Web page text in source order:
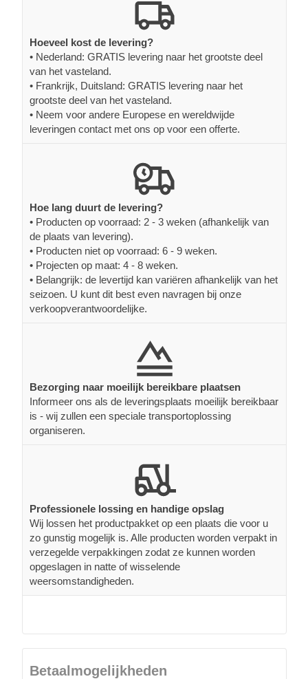
Hoeveel kost de levering?
• Nederland: GRATIS levering naar het grootste deel
van het vasteland.
• Frankrijk, Duitsland: GRATIS levering naar het
grootste deel van het vasteland.
• Neem voor andere Europese en wereldwijde
leveringen contact met ons op voor een offerte.
Hoe lang duurt de levering?
• Producten op voorraad: 2 - 3 weken (afhankelijk van
de plaats van levering).
• Producten niet op voorraad: 6 - 9 weken.
• Projecten op maat: 4 - 8 weken.
• Belangrijk: de levertijd kan variëren afhankelijk van het
seizoen. U kunt dit best even navragen bij onze
verkoopverantwoordelijke.
Bezorging naar moeilijk bereikbare plaatsen
Informeer ons als de leveringsplaats moeilijk bereikbaar
is - wij zullen een speciale transportoplossing
organiseren.
Professionele lossing en handige opslag
Wij lossen het productpakket op een plaats die voor u
zo gunstig mogelijk is. Alle producten worden verpakt in
verzegelde verpakkingen zodat ze kunnen worden
opgeslagen in natte of wisselende
weersomstandigheden.
Betaalmogelijkheden